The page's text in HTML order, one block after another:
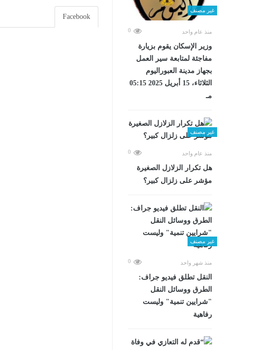
غير مصنف
منذ عام واحد 0
وزير الإسكان يقوم بزيارة
مفاجئة لمتابعة سير العمل
بجهاز مدينة العبوراليوم
الثلاثاء، 15 أبريل 2025 05:15
مـ
غير مصنف
منذ عام واحد 0
هل تكرار الزلازل الصغيرة
مؤشر على زلزال كبير؟
غير مصنف
منذ شهر واحد 0
​النقل تطلق فيديو جراف:
الطرق ووسائل النقل
"شرايين تنمية" وليست
رفاهية
Facebook